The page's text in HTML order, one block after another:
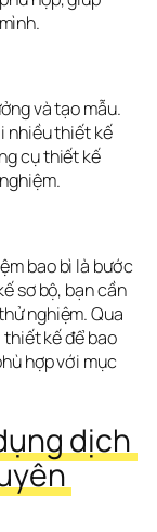
và tạo mẫu.
nhiều thiết kế
cụ thiết kế
bao bì là bước
sơ bộ, bạn cần
nghiệm. Qua
kế để bao
hợp với mục
dịch